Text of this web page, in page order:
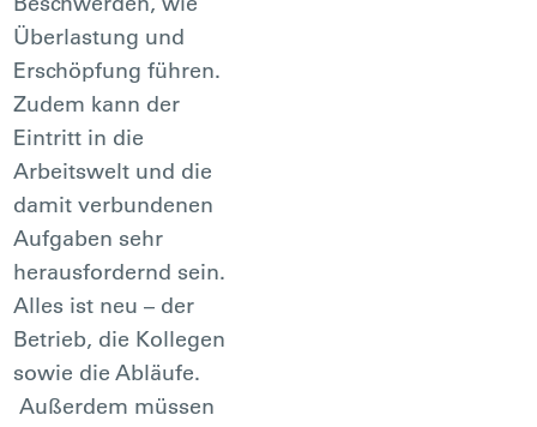
Überlastung und
Erschöpfung führen.
Zudem kann der
Eintritt in die
Arbeitswelt und die
damit verbundenen
Aufgaben sehr
herausfordernd sein.
Alles ist neu – der
Betrieb, die Kollegen
sowie die Abläufe.
Außerdem müssen